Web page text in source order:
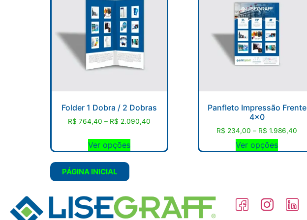
Folder 1 Dobra / 2 Dobras
R$ 764,40 – R$ 2.090,40
Ver opções
Panfleto Impressão Frente
4×0
R$ 234,00 – R$ 1.986,40
Ver opções
PÁGINA INICIAL